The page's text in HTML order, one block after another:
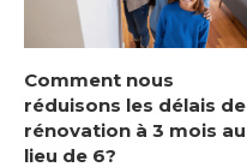
Comment nous
réduisons les délais de
rénovation à 3 mois au
lieu de 6?